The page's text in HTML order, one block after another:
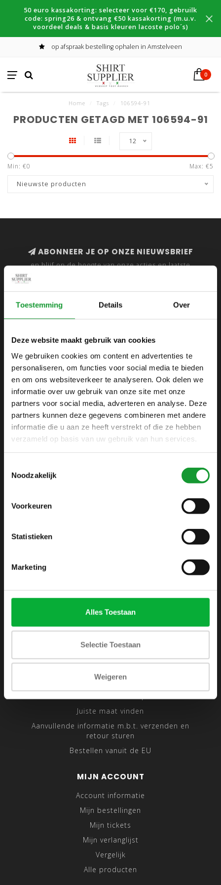
Toestemming Details Over
Deze website maakt gebruik van cookies
We gebruiken cookies om content en advertenties te
personaliseren, om functies voor social media te bieden
en om ons websiteverkeer te analyseren. Ook delen we
informatie over uw gebruik van onze site met onze
partners voor social media, adverteren en analyse. Deze
partners kunnen deze gegevens combineren met andere
informatie die u aan ze heeft verstrekt of die ze hebben
verzameld op basis van uw gebruik van hun services.
Noodzakelijk
Voorkeuren
Statistieken
Marketing
Alles Toestaan
Selectie Toestaan
Weigeren
50 euro kassakorting: selecteer voor €170, gebruilk
code: spring26 & ontvang €50 kassakorting (m.u.v.
voordeel deals & basis kleuren lacoste polo´s)
op afspraak bestelling ophalen in Amstelveen
0
Home Tags 106594-91
PRODUCTEN GETAGD MET 106594-91
12
Min: €0 Max: €5
Nieuwste producten
ABONNEER JE OP ONZE NIEUWSBRIEF
en blijf op de hoogte van onze acties en laatste
SHIRTSUPPLIER.NL
Webshop voor mannen
Zijlijnstraat 24
1433 DC
+31 6 42 52 32 80
+31 6 42 52 32 80
Disclaimer
Privacy Policy
Sitemap
Traveling Tailor
Juiste maat vinden
Aanvullende informatie m.b.t. verzenden en
retour sturen
Bestellen vanuit de EU
MIJN ACCOUNT
Account informatie
Mijn bestellingen
Mijn tickets
Mijn verlanglijst
Vergelijk
Alle producten